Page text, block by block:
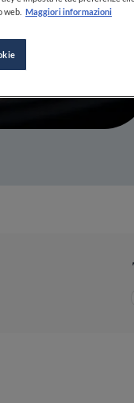
web. Maggiori informazioni